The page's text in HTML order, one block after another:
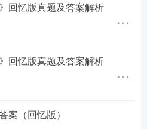
回忆版真题及答案解析
回忆版真题及答案解析
案（回忆版）